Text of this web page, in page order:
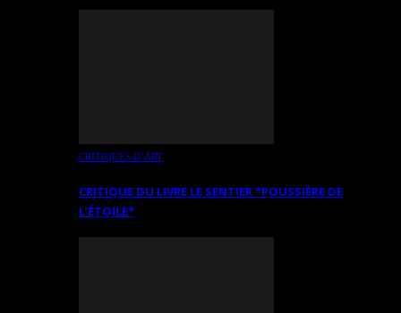
CRITIQUES D’ART
CRITIQUE DU LIVRE LE SENTIER *POUSSIÈRE DE
L’ÉTOILE*